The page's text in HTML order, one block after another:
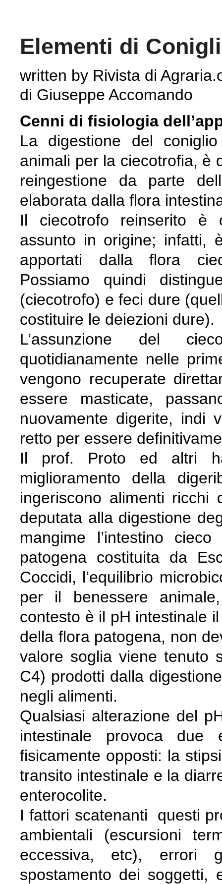
Elementi di
written by Rivista di
di Giuseppe Accomando
Cenni di fisiologia
La digestione del
animali per la ciecotrofia, è
reingestione da parte
elaborata dalla flora
Il ciecotrofo reinserito è
assunto in origine; infatti,
apportati dalla flora
Possiamo quindi
(ciecotrofo) e feci dure
costituire le deiezioni dure).
L’assunzione del
quotidianamente nelle
vengono recuperate
essere masticate,
nuovamente digerite, indi
retto per essere
Il prof. Proto ed altri
miglioramento della
ingeriscono alimenti
deputata alla digestione
mangime l’intestino
patogena costituita da
Coccidi, l’equilibrio
per il benessere
contesto è il pH intestinale
della flora patogena, non
valore soglia viene tenuto
C4) prodotti dalla
negli alimenti.
Qualsiasi alterazione del
intestinale provoca due
fisicamente opposti: la
transito intestinale e la
enterocolite.
I fattori scatenanti questi
ambientali (escursioni
eccessiva, etc), errori
spostamento dei soggetti,